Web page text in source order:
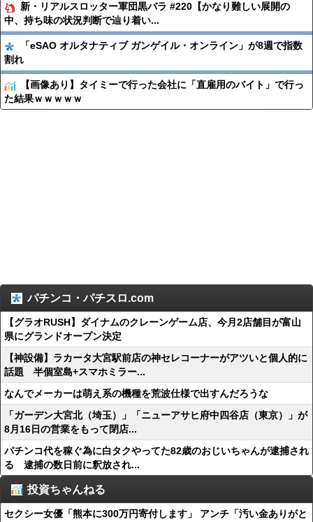
新・リアルスロッター軍団黒バラ #220【かなり難しい展開の
中、持ち味の状況判断で辿り着い...
「eSAO オルタナティブ ガンゲイル・オンライン」が8週で指数
割れ
【画像あり】タイミーで行った会社に「直雇用のバイト」で行っ
た結果ｗｗｗｗｗ
パチンコ・パチスロ.com
【グラオRUSH】ダイナムのクレーンゲーム店、今月2店舗目が富山
県にグランドオープン決定
【神設備】ラカータ大宮駅前店の神セレコーナーがアツいと個人的に
話題 半個室島+スマホミラー...
なんでメーカーは萌え系の機種を荒波仕様で出すんだろうな
「ガーデン大宮北（埼玉）」「ニューアサヒ府中四谷店（東京）」が
8月16日の営業をもって閉店...
パチンコ代を稼ぐ為に白タクやってた82歳のおじいちゃんが逮捕され
る 逮捕の数日前に釈放され...
投資ちゃんねる
セクシー女優「熊本に300万円寄付します」 アンチ「汚い金ありがと